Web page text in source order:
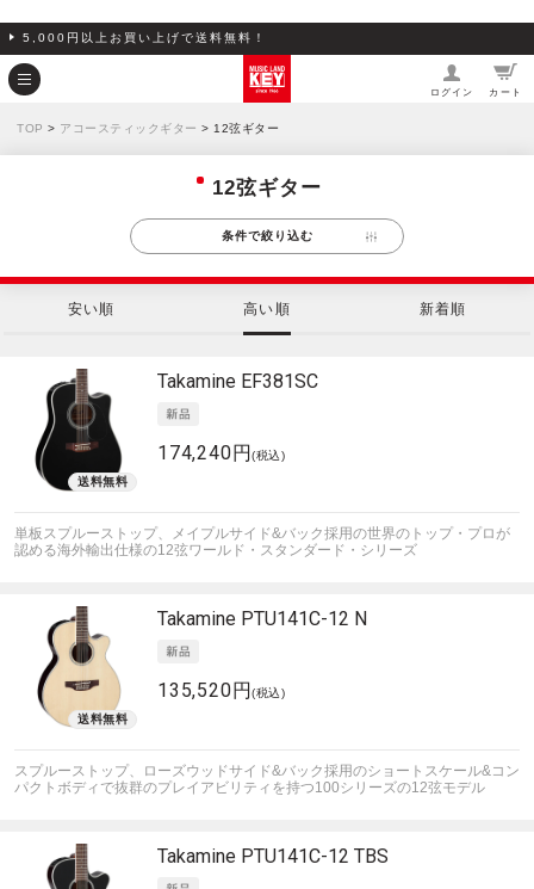
5,000円以上お買い上げで送料無料！
ログイン カート
TOP > アコースティックギター > 12弦ギター
12弦ギター
条件で絞り込む
安い順 高い順 新着順
Takamine EF381SC
174,240円(税込)
単板スプルーストップ、メイプルサイド&バック採用の世界のトップ・プロが
認める海外輸出仕様の12弦ワールド・スタンダード・シリーズ
Takamine PTU141C-12 N
135,520円(税込)
スプルーストップ、ローズウッドサイド&バック採用のショートスケール&コン
パクトボディで抜群のプレイアビリティを持つ100シリーズの12弦モデル
Takamine PTU141C-12 TBS